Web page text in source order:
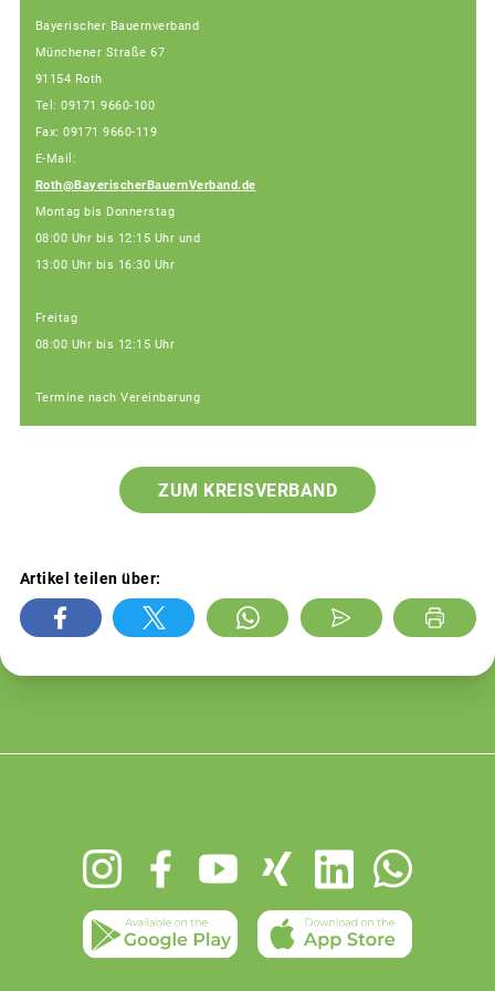
Bayerischer Bauernverband
Münchener Straße 67
91154 Roth
Tel: 09171 9660-100
Fax: 09171 9660-119
E-Mail:
Roth@BayerischerBauernVerband.de
Montag bis Donnerstag
08:00 Uhr bis 12:15 Uhr und
13:00 Uhr bis 16:30 Uhr
Freitag
08:00 Uhr bis 12:15 Uhr
Termine nach Vereinbarung
ZUM KREISVERBAND
Artikel teilen über: